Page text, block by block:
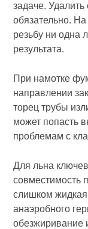
задаче.
обязательно.
резьбу ни одна
результата.
При намотке
направлении
торец трубы
может попасть
проблемам с
Для льна
совместимость
слишком
анаэробного
обезжиривание